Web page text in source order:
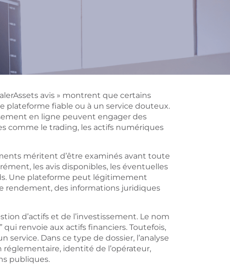
avis » montrent que certains
plateforme fiable ou à un service douteux.
en ligne peuvent engager des
comme le trading, les actifs numériques
méritent d’être examinés avant toute
les avis disponibles, les éventuelles
Une plateforme peut légitimement
rendement, des informations juridiques
d’actifs et de l’investissement. Le nom
renvoie aux actifs financiers. Toutefois,
service. Dans ce type de dossier, l’analyse
identité de l’opérateur,
publiques.